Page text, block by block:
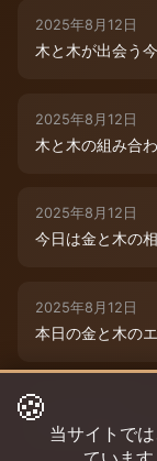
2025年8月12日
木と木が出会う
2025年8月12日
木と木の組み合
2025年8月12日
今日は金と木の
2025年8月12日
本日の金と木の
2025年8月9日
木と木が寄り添
🍪
当サイトで